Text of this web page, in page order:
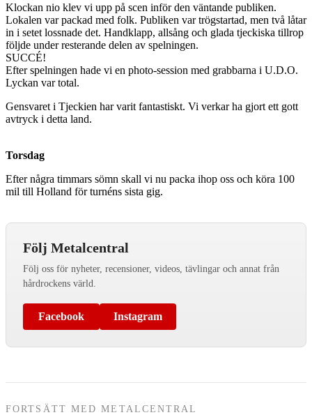
Klockan nio klev vi upp på scen inför den väntande publiken.
Lokalen var packad med folk. Publiken var trögstartad, men två låtar
in i setet lossnade det. Handklapp, allsång och glada tjeckiska tillrop
följde under resterande delen av spelningen.
SUCCÉ!
Efter spelningen hade vi en photo-session med grabbarna i U.D.O.
Lyckan var total.
Gensvaret i Tjeckien har varit fantastiskt. Vi verkar ha gjort ett gott
avtryck i detta land.
Torsdag
Efter några timmars sömn skall vi nu packa ihop oss och köra 100
mil till Holland för turnéns sista gig.
Följ Metalcentral
Följ oss för nyheter, recensioner, videos, tävlingar och annat från
hårdrockens värld.
Facebook Instagram
FORTSÄTT MED METALCENTRAL